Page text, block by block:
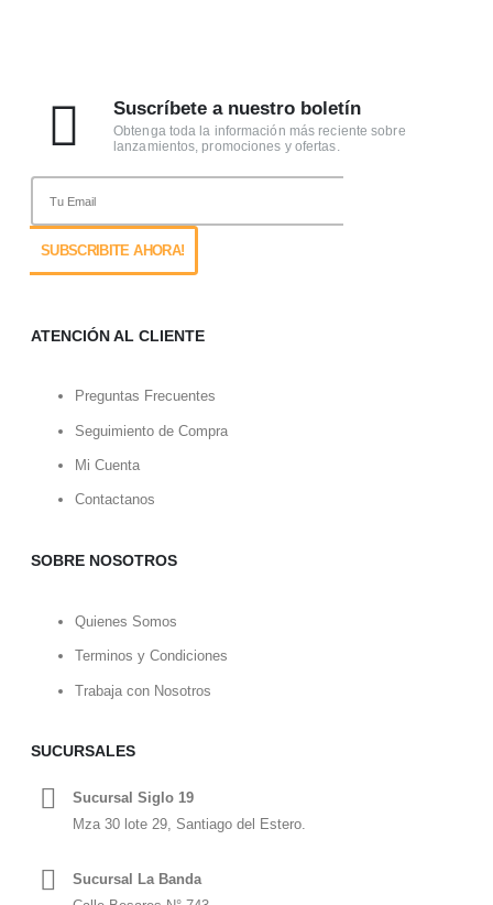
Suscríbete a nuestro boletín
Obtenga toda la información más reciente sobre
lanzamientos, promociones y ofertas.
ATENCIÓN AL CLIENTE
Preguntas Frecuentes
Seguimiento de Compra
Mi Cuenta
Contactanos
SOBRE NOSOTROS
Quienes Somos
Terminos y Condiciones
Trabaja con Nosotros
SUCURSALES
Sucursal Siglo 19
Mza 30 lote 29, Santiago del Estero.
Sucursal La Banda